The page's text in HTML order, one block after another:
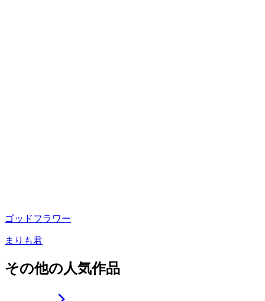
ゴッドフラワー
まりも君
その他の人気作品